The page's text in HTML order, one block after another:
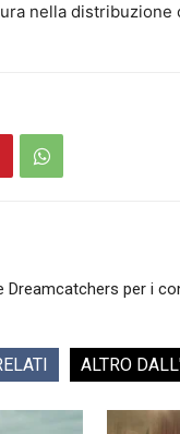
nella distribuzione
Dreamcatchers per i
ALTRO